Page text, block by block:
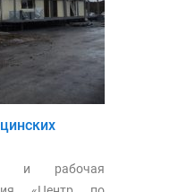
и рабочая